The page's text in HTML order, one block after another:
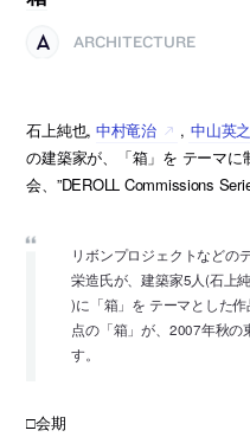
ARCHITECTURE
石上純也, 中村竜治 , 中山英之
の建築家が、「箱」を テーマに
会、”DEROLL Commissions
リボンプロジェクトなどの
栄造氏が、建築家5人(石上
)に「箱」を テーマとした
点の「箱」が、2007年秋の
す。
□会期